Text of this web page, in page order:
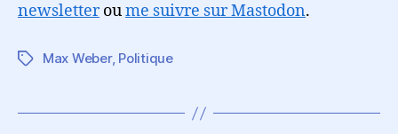
newsletteroume suivre sur Mastodon.
Étiquettes
Max Weber, Politique